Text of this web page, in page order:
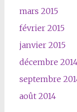
mars 2015
février 2015
janvier 2015
décembre
septembre
août 2014